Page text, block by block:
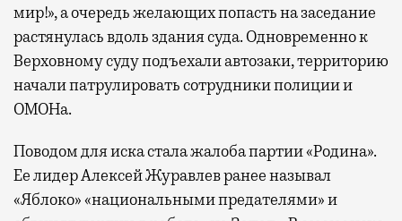
мир!», а очередь желающих попасть на заседание
растянулась вдоль здания суда. Одновременно к
Верховному суду подъехали автозаки, территорию
начали патрулировать сотрудники полиции и
ОМОНа.
Поводом для иска стала жалоба партии «Родина».
Ее лидер Алексей Журавлев ранее называл
«Яблоко» «национальными предателями» и